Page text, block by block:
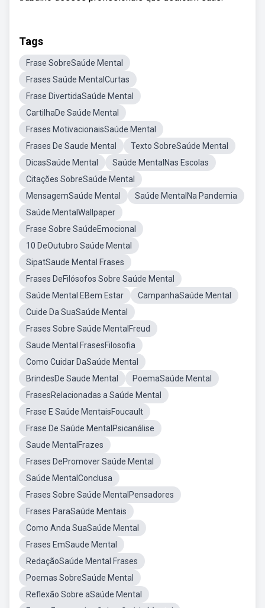
Tags
Frase SobreSaúde Mental
Frases Saúde MentalCurtas
Frase DivertidaSaúde Mental
CartilhaDe Saúde Mental
Frases MotivacionaisSaúde Mental
Frases De Saude Mental
Texto SobreSaúde Mental
DicasSaúde Mental
Saúde MentalNas Escolas
Citações SobreSaúde Mental
MensagemSaúde Mental
Saúde MentalNa Pandemia
Saúde MentalWallpaper
Frase Sobre SaúdeEmocional
10 DeOutubro Saúde Mental
SipatSaude Mental Frases
Frases DeFilósofos Sobre Saúde Mental
Saúde Mental EBem Estar
CampanhaSaúde Mental
Cuide Da SuaSaúde Mental
Frases Sobre Saúde MentalFreud
Saude Mental FrasesFilosofia
Como Cuidar DaSaúde Mental
BrindesDe Saude Mental
PoemaSaúde Mental
FrasesRelacionadas a Saúde Mental
Frase E Saúde MentaisFoucault
Frase De Saúde MentalPsicanálise
Saude MentalFrazes
Frases DePromover Saúde Mental
Saúde MentalConclusa
Frases Sobre Saúde MentalPensadores
Frases ParaSaúde Mentais
Como Anda SuaSaúde Mental
Frases EmSaude Mental
RedaçãoSaúde Mental Frases
Poemas SobreSaúde Mental
Reflexão Sobre aSaúde Mental